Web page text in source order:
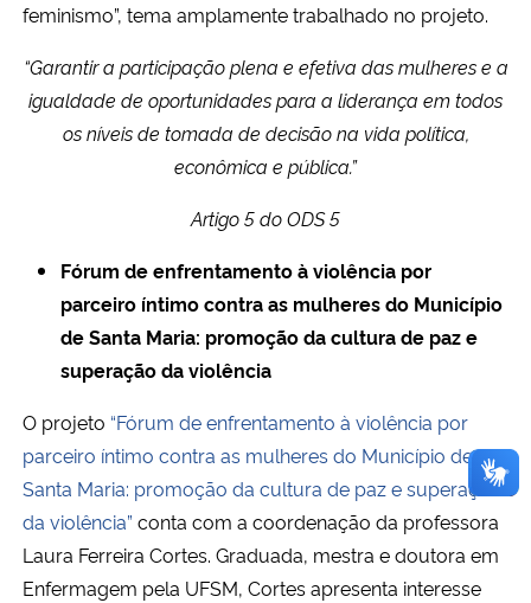
feminismo”, tema amplamente trabalhado no projeto.
“Garantir a participação plena e efetiva das mulheres e a
igualdade de oportunidades para a liderança em todos
os níveis de tomada de decisão na vida política,
econômica e pública.”
Artigo 5 do ODS 5
Fórum de enfrentamento à violência por
parceiro íntimo contra as mulheres do Município
de Santa Maria: promoção da cultura de paz e
superação da violência
O projeto “Fórum de enfrentamento à violência por
parceiro íntimo contra as mulheres do Município de
Santa Maria: promoção da cultura de paz e superação
da violência” conta com a coordenação da professora
Laura Ferreira Cortes. Graduada, mestra e doutora em
Enfermagem pela UFSM, Cortes apresenta interesse